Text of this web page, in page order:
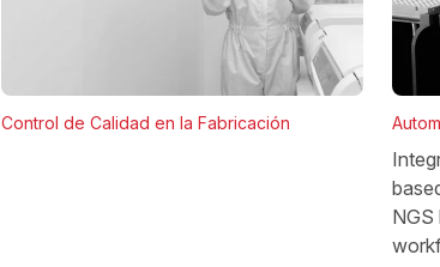
Control de Calidad en la Fabricación
NGS